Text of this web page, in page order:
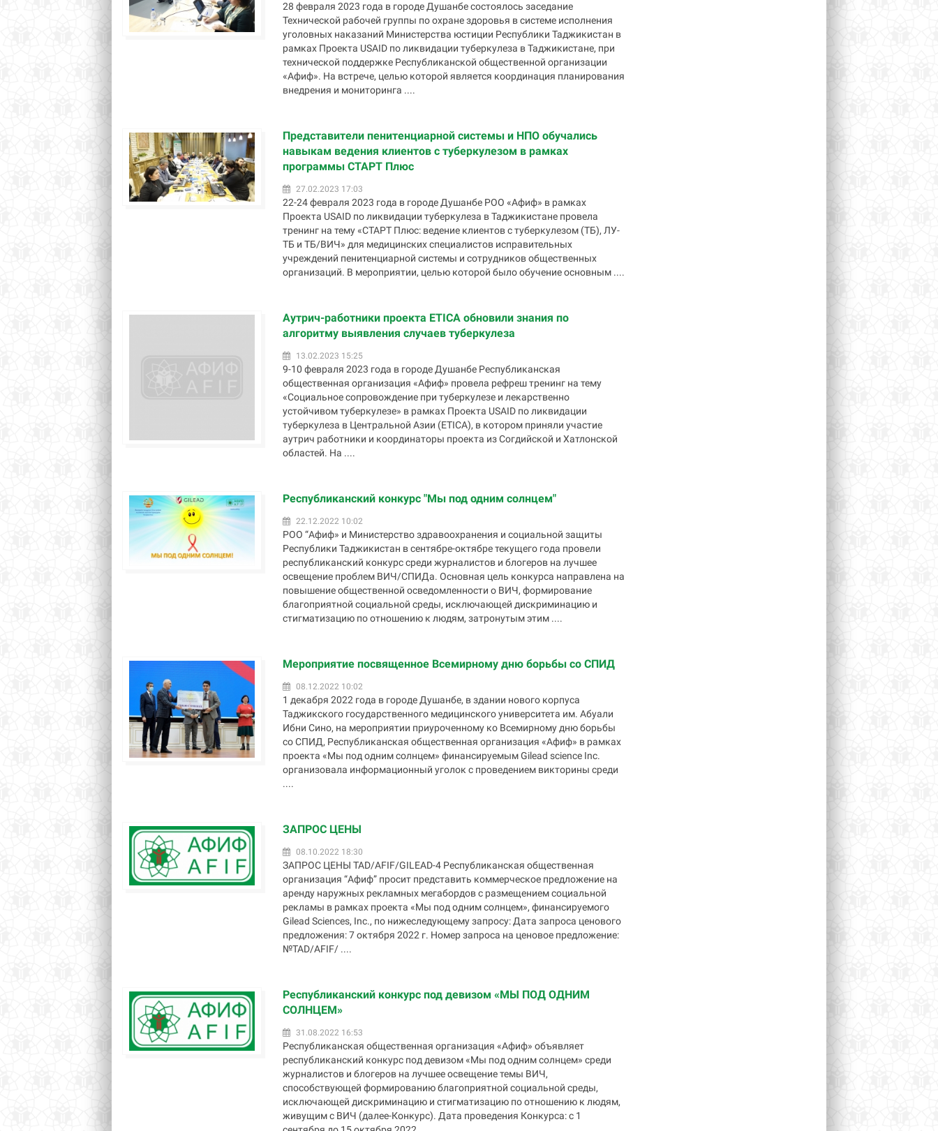
28 февраля 2023 года в городе Душанбе состоялось заседание
Технической рабочей группы по охране здоровья в системе исполнения
уголовных наказаний Министерства юстиции Республики Таджикистан в
рамках Проекта USAID по ликвидации туберкулеза в Таджикистане, при
технической поддержке Республиканской общественной организации
«Афиф». На встрече, целью которой является координация планирования
внедрения и мониторинга ....
Представители пенитенциарной системы и НПО обучались
навыкам ведения клиентов с туберкулезом в рамках
программы СТАРТ Плюс
27.02.2023 17:03
22-24 февраля 2023 года в городе Душанбе РОО «Афиф» в рамках
Проекта USAID по ликвидации туберкулеза в Таджикистане провела
тренинг на тему «СТАРТ Плюс: ведение клиентов с туберкулезом (ТБ), ЛУ-
ТБ и ТБ/ВИЧ» для медицинских специалистов исправительных
учреждений пенитенциарной системы и сотрудников общественных
организаций. В мероприятии, целью которой было обучение основным ....
Аутрич-работники проекта ETICA обновили знания по
алгоритму выявления случаев туберкулеза
13.02.2023 15:25
9-10 февраля 2023 года в городе Душанбе Республиканская
общественная организация «Афиф» провела рефреш тренинг на тему
«Социальное сопровождение при туберкулезе и лекарственно
устойчивом туберкулезе» в рамках Проекта USAID по ликвидации
туберкулеза в Центральной Азии (ETICA), в котором приняли участие
аутрич работники и координаторы проекта из Согдийской и Хатлонской
областей. На ....
Республиканский конкурс "Мы под одним солнцем"
22.12.2022 10:02
РОО “Афиф» и Министерство здравоохранения и социальной защиты
Республики Таджикистан в сентябре-октябре текущего года провели
республиканский конкурс среди журналистов и блогеров на лучшее
освещение проблем ВИЧ/СПИДа. Основная цель конкурса направлена на
повышение общественной осведомленности о ВИЧ, формирование
благоприятной социальной среды, исключающей дискриминацию и
стигматизацию по отношению к людям, затронутым этим ....
Мероприятие посвященное Всемирному дню борьбы со СПИД
08.12.2022 10:02
1 декабря 2022 года в городе Душанбе, в здании нового корпуса
Таджикского государственного медицинского университета им. Абуали
Ибни Сино, на мероприятии приуроченному ко Всемирному дню борьбы
со СПИД, Республиканская общественная организация «Афиф» в рамках
проекта «Мы под одним солнцем» финансируемым Gilead science Inc.
организовала информационный уголок с проведением викторины среди
....
ЗАПРОС ЦЕНЫ
08.10.2022 18:30
ЗАПРОС ЦЕНЫ TAD/AFIF/GILEAD-4 Республиканская общественная
организация “Афиф” просит представить коммерческое предложение на
аренду наружных рекламных мегабордов с размещением социальной
рекламы в рамках проекта «Мы под одним солнцем», финансируемого
Gilead Sciences, Inc., по нижеследующему запросу: Дата запроса ценового
предложения: 7 октября 2022 г. Номер запроса на ценовое предложение:
№TAD/AFIF/ ....
Республиканский конкурс под девизом «МЫ ПОД ОДНИМ
СОЛНЦЕМ»
31.08.2022 16:53
Республиканская общественная организация «Афиф» объявляет
республиканский конкурс под девизом «Мы под одним солнцем» среди
журналистов и блогеров на лучшее освещение темы ВИЧ,
способствующей формированию благоприятной социальной среды,
исключающей дискриминацию и стигматизацию по отношению к людям,
живущим с ВИЧ (далее-Конкурс). Дата проведения Конкурса: с 1